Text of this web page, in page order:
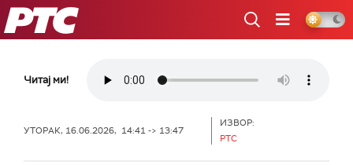
РТС
Читај ми!
УТОРАК, 16.06.2026, 14:41 -> 13:47
ИЗВОР:
РТС